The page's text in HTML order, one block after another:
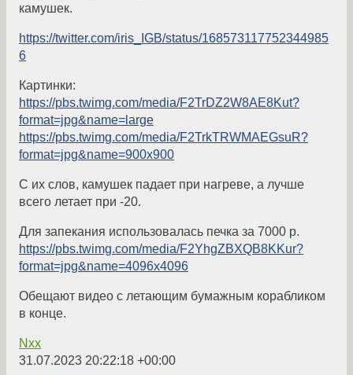
камушек.
https://twitter.com/iris_IGB/status/168573117752344985
6
Картинки:
https://pbs.twimg.com/media/F2TrDZ2W8AE8Kut?
format=jpg&name=large
https://pbs.twimg.com/media/F2TrkTRWMAEGsuR?
format=jpg&name=900x900
С их слов, камушек падает при нагреве, а лучше
всего летает при -20.
Для запекания использовалась печка за 7000 р.
https://pbs.twimg.com/media/F2YhgZBXQB8KKur?
format=jpg&name=4096x4096
Обещают видео с летающим бумажным корабликом
в конце.
Nxx
31.07.2023 20:22:18 +00:00